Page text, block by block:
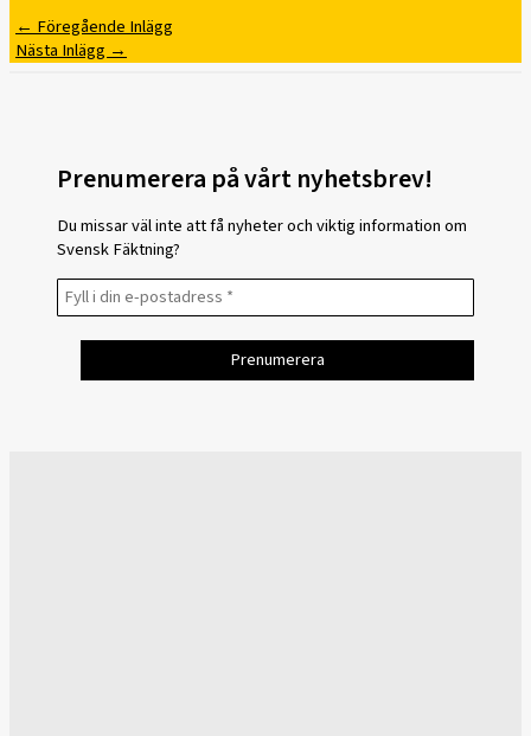
← Föregående Inlägg
Nästa Inlägg →
Prenumerera på vårt nyhetsbrev!
Du missar väl inte att få nyheter och viktig information om
Svensk Fäktning?